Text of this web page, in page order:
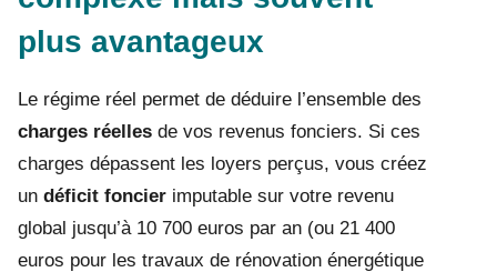
plus avantageux
Le régime réel permet de déduire l’ensemble des
charges réelles de vos revenus fonciers. Si ces
charges dépassent les loyers perçus, vous créez
un déficit foncier imputable sur votre revenu
global jusqu’à 10 700 euros par an (ou 21 400
euros pour les travaux de rénovation énergétique